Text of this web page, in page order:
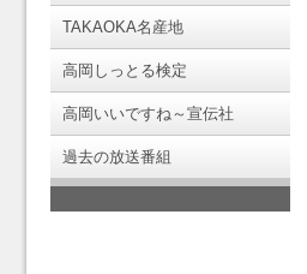
TAKAOKA名産地
高岡しっとる検定
高岡いいですね～宣伝社
過去の放送番組